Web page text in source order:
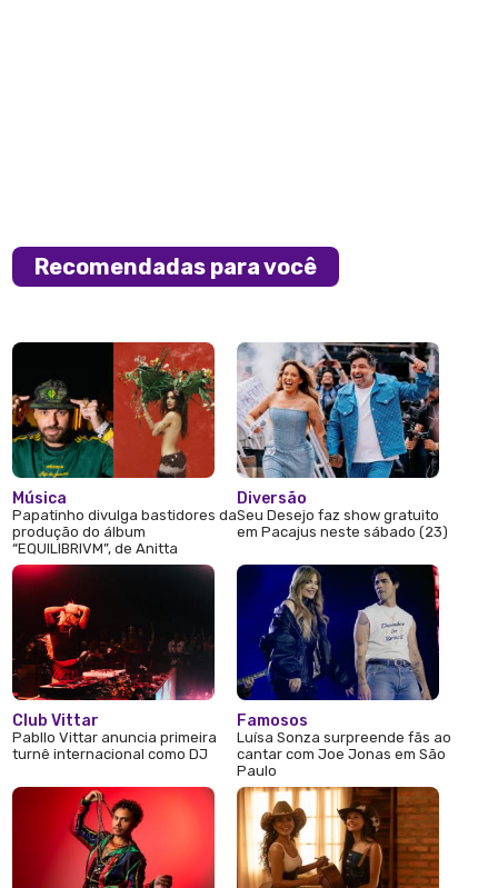
Recomendadas para você
Música
Papatinho divulga bastidores da
produção do álbum
“EQUILIBRIVM”, de Anitta
Club Vittar
Pabllo Vittar anuncia primeira
turnê internacional como DJ
Diversão
Seu Desejo faz show gratuito
em Pacajus neste sábado (23)
Famosos
Luísa Sonza surpreende fãs ao
cantar com Joe Jonas em São
Paulo